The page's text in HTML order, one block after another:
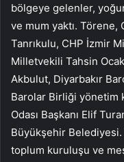
bölgeye gelenler,
ve mum yaktı. Törene,
Tanrıkulu, CHP İzmir
Milletvekili Tahsin
Akbulut, Diyarbakır
Barolar Birliği yönetim
Odası Başkanı Elif
Büyükşehir Belediyesi.
toplum kuruluşu ve